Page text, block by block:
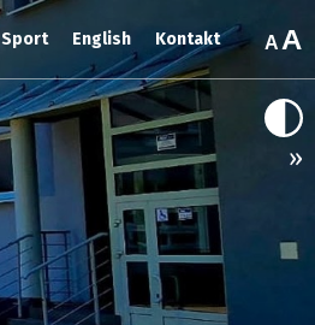
»
Sport English Kontakt